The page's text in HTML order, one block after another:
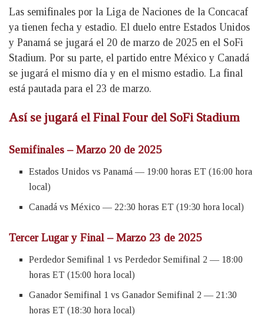
Las semifinales por la Liga de Naciones de la Concacaf
ya tienen fecha y estadio. El duelo entre Estados Unidos
y Panamá se jugará el 20 de marzo de 2025 en el SoFi
Stadium. Por su parte, el partido entre México y Canadá
se jugará el mismo día y en el mismo estadio. La final
está pautada para el 23 de marzo.
Así se jugará el Final Four del SoFi Stadium
Semifinales – Marzo 20 de 2025
Estados Unidos vs Panamá — 19:00 horas ET (16:00 hora
local)
Canadá vs México — 22:30 horas ET (19:30 hora local)
Tercer Lugar y Final – Marzo 23 de 2025
Perdedor Semifinal 1 vs Perdedor Semifinal 2 — 18:00
horas ET (15:00 hora local)
Ganador Semifinal 1 vs Ganador Semifinal 2 — 21:30
horas ET (18:30 hora local)